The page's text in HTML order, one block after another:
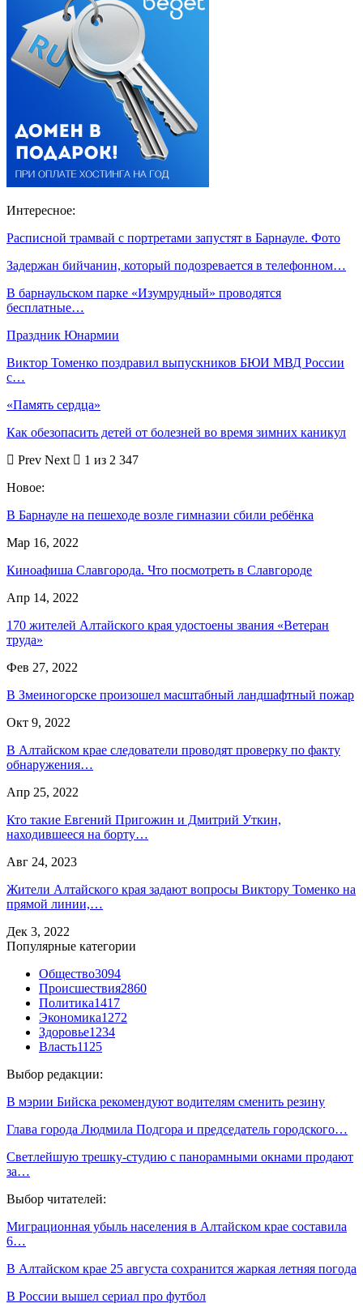
Интересное:
Расписной трамвай с портретами запустят в Барнауле. Фото
Задержан бийчанин, который подозревается в телефонном…
В барнаульском парке «Изумрудный» проводятся
бесплатные…
Праздник Юнармии
Виктор Томенко поздравил выпускников БЮИ МВД России
с…
«Память сердца»
Как обезопасить детей от болезней во время зимних каникул
Prev Next
1 из 2 347
Новое:
В Барнауле на пешеходе возле гимназии сбили ребёнка
Мар 16, 2022
Киноафиша Славгорода. Что посмотреть в Славгороде
Апр 14, 2022
170 жителей Алтайского края удостоены звания «Ветеран
труда»
Фев 27, 2022
В Змеиногорске произошел масштабный ландшафтный пожар
Окт 9, 2022
В Алтайском крае следователи проводят проверку по факту
обнаружения…
Апр 25, 2022
Кто такие Евгений Пригожин и Дмитрий Уткин,
находившееся на борту…
Авг 24, 2023
Жители Алтайского края задают вопросы Виктору Томенко на
прямой линии,…
Дек 3, 2022
Популярные категории
Общество3094
Происшествия2860
Политика1417
Экономика1272
Здоровье1234
Власть1125
Выбор редакции:
В мэрии Бийска рекомендуют водителям сменить резину
Глава города Людмила Подгора и председатель городского…
Светлейшую трешку-студию с панорамными окнами продают
за…
Выбор читателей:
Миграционная убыль населения в Алтайском крае составила
6…
В Алтайском крае 25 августа сохранится жаркая летняя погода
В России вышел сериал про футбол